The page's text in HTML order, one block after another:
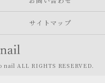
サイトマップ
nail ALL RIGHTS RESERVED.